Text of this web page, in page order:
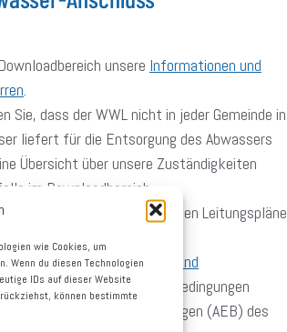
wie Cookies, um
Wenn du diesen Technologien
IDs auf dieser Website
können bestimmte
unsere Informationen und
Sie, dass der WWL nicht in jeder Gemeinde in
liefert für die Entsorgung des Abwassers
Übersicht über unsere Zuständigkeiten
im Downloadbereich.
für Ihr Bauvorhaben relevanten Leitungspläne
sich über unsereVertrags- und
. Es gelten die Einleitbedingungen
Entsorgungsbedingungen (AEB) des